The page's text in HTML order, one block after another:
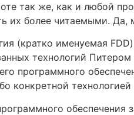
так же, как и любой
их более читаемыми.
(кратко именуемая
технологий
программного
конкретной
обеспечения